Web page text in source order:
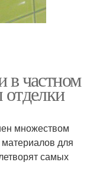
в частном
множеством
для
самых